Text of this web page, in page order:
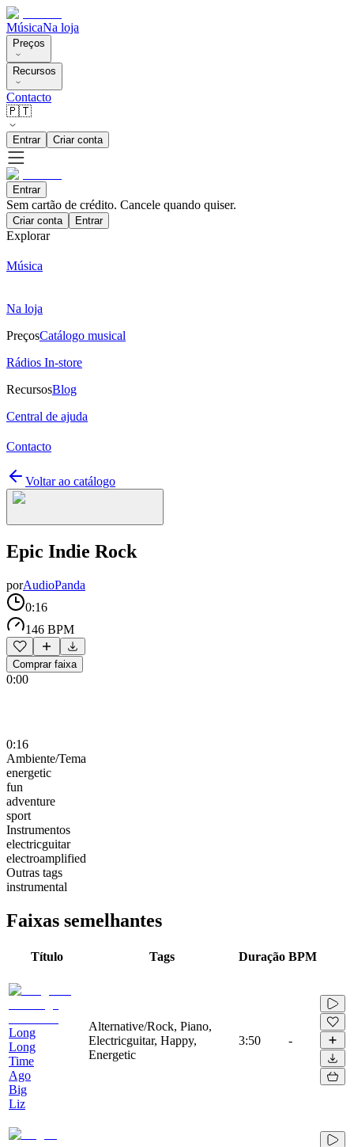
MúsicaNa loja
Preços
Recursos
Contacto
🇵🇹
Entrar Criar conta
Entrar
Sem cartão de crédito. Cancele quando quiser.
Criar conta Entrar
Explorar
Música
Na loja
PreçosCatálogo musical
Rádios In-store
RecursosBlog
Central de ajuda
Contacto
Voltar ao catálogo
Epic Indie Rock
porAudioPanda
0:16
146 BPM
Comprar faixa
0:00
0:16
Ambiente/Tema
energetic
fun
adventure
sport
Instrumentos
electricguitar
electroamplified
Outras tags
instrumental
Faixas semelhantes
Título Tags Duração BPM
Long
Long
Time
Ago
Big
Liz
Alternative/Rock, Piano,
Electricguitar, Happy,
Energetic
3:50 -